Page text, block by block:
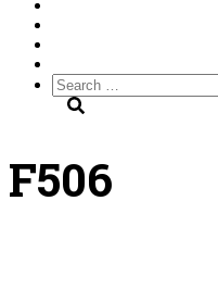
Search
for:
F506